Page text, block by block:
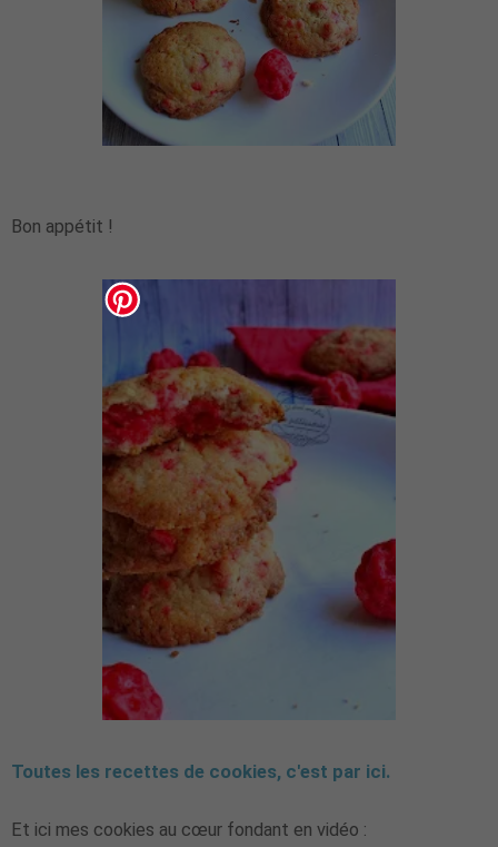
Bon appétit !
Toutes les recettes de cookies, c'est par ici.
Et ici mes cookies au cœur fondant en vidéo :